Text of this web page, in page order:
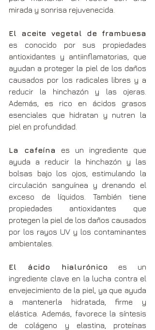
mirada y sonrisa rejuvenecida.
El aceite vegetal de frambuesa
es conocido por sus propiedades
antioxidantes y antiinflamatorias, que
ayudan a proteger la piel de los daños
causados por los radicales libres y a
reducir la hinchazón y las ojeras.
Además, es rico en ácidos grasos
esenciales que hidratan y nutren la
piel en profundidad.
La cafeína
es un ingrediente que
ayuda a reducir la hinchazón y las
bolsas bajo los ojos, estimulando la
circulación sanguínea y drenando el
exceso de líquidos. También tiene
propiedades antioxidantes que
protegen la piel de los daños causados
por los rayos UV y los contaminantes
ambientales.
El ácido hialurónico es un
ingrediente clave en la lucha contra el
envejecimiento de la piel, ya que ayuda
a mantenerla hidratada, firme y
elástica. Además, favorece la síntesis
de colágeno y elastina, proteínas